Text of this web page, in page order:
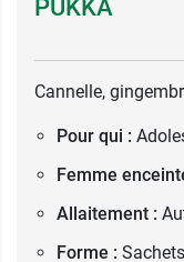
PUKKA
Cannelle,
Pour qui :
Femme
Allaitement :
Forme : Sachets